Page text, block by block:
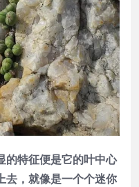
特征便是它的叶中心
去，就像是一个个迷你